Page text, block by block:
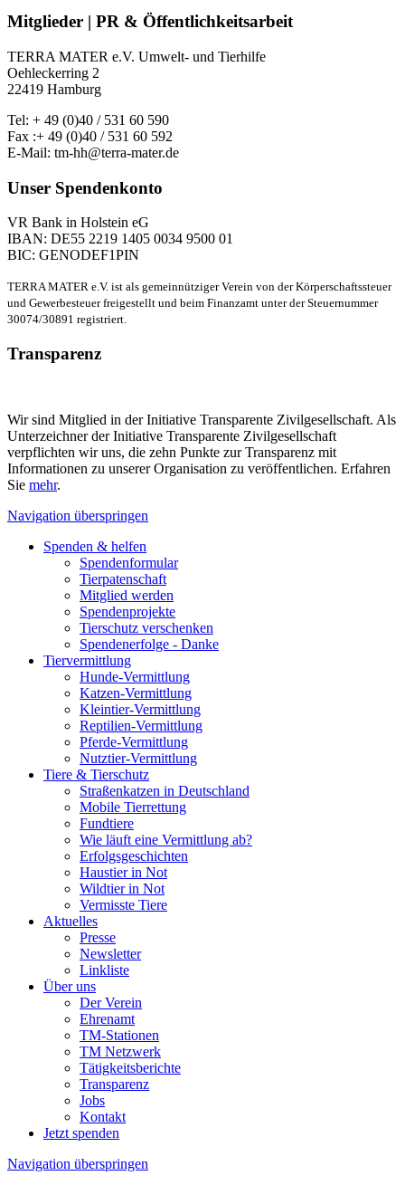
Mitglieder | PR & Öffentlichkeitsarbeit
TERRA MATER e.V. Umwelt- und Tierhilfe
Oehleckerring 2
22419 Hamburg
Tel: + 49 (0)40 / 531 60 590
Fax :+ 49 (0)40 / 531 60 592
E-Mail: tm-hh@terra-mater.de
Unser Spendenkonto
VR Bank in Holstein eG
IBAN: DE55 2219 1405 0034 9500 01
BIC: GENODEF1PIN
TERRA MATER e.V. ist als gemeinnütziger Verein von der Körperschaftssteuer
und Gewerbesteuer freigestellt und beim Finanzamt unter der Steuernummer
30074/30891 registriert.
Transparenz
Wir sind Mitglied in der Initiative Transparente Zivilgesellschaft. Als
Unterzeichner der Initiative Transparente Zivilgesellschaft
verpflichten wir uns, die zehn Punkte zur Transparenz mit
Informationen zu unserer Organisation zu veröffentlichen. Erfahren
Sie mehr.
Navigation überspringen
Spenden & helfen
Spendenformular
Tierpatenschaft
Mitglied werden
Spendenprojekte
Tierschutz verschenken
Spendenerfolge - Danke
Tiervermittlung
Hunde-Vermittlung
Katzen-Vermittlung
Kleintier-Vermittlung
Reptilien-Vermittlung
Pferde-Vermittlung
Nutztier-Vermittlung
Tiere & Tierschutz
Straßenkatzen in Deutschland
Mobile Tierrettung
Fundtiere
Wie läuft eine Vermittlung ab?
Erfolgsgeschichten
Haustier in Not
Wildtier in Not
Vermisste Tiere
Aktuelles
Presse
Newsletter
Linkliste
Über uns
Der Verein
Ehrenamt
TM-Stationen
TM Netzwerk
Tätigkeitsberichte
Transparenz
Jobs
Kontakt
Jetzt spenden
Navigation überspringen